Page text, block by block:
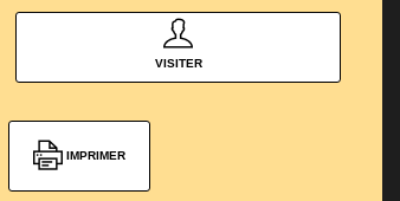
VISITER
IMPRIMER